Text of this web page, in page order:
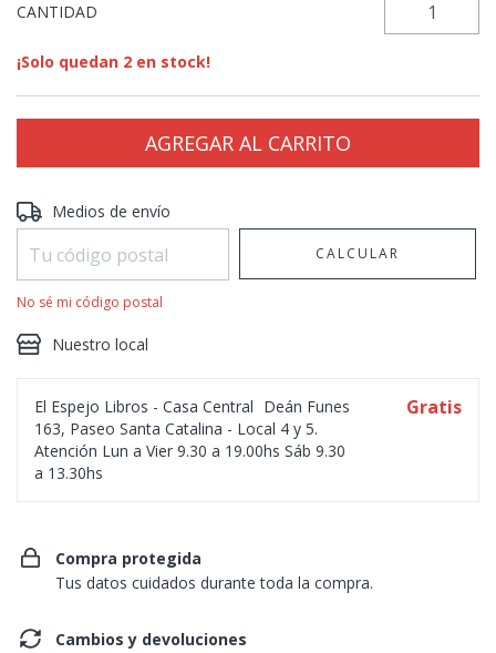
CANTIDAD
¡Solo quedan 2 en stock!
Entregas para el CP:
Medios de envío
CALCULAR
No sé mi código postal
Nuestro local
El Espejo Libros - Casa Central Deán Funes
163, Paseo Santa Catalina - Local 4 y 5.
Atención Lun a Vier 9.30 a 19.00hs Sáb 9.30
a 13.30hs
Gratis
Compra protegida
Tus datos cuidados durante toda la compra.
Cambios y devoluciones